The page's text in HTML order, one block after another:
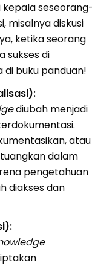
kepala
misalnya diskusi
ketika seorang
sukses di
di buku panduan!
diubah menjadi
atau
dalam
pengetahuan
diakses dan